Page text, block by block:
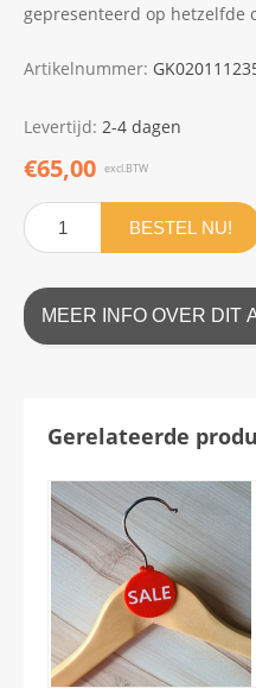
gepresenteerd op hetzelfde
Artikelnummer:
Levertijd: 2-4 dagen
€65,00 excl.BTW
BESTEL NU!
MEER INFO OVER DIT
Gerelateerde